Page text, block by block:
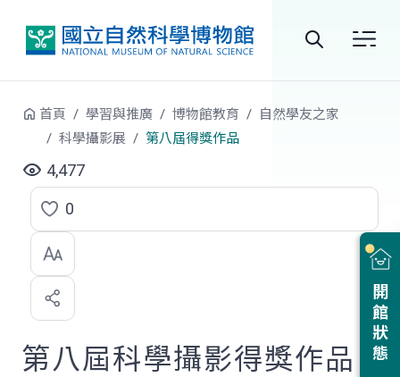
站
開館狀態
首頁 學習與推廣 博物館教育
自然學友之家
科學攝影展
第八屆得獎作品
4,477
點
選
喜
歡
0
第八屆科學攝影得獎作品